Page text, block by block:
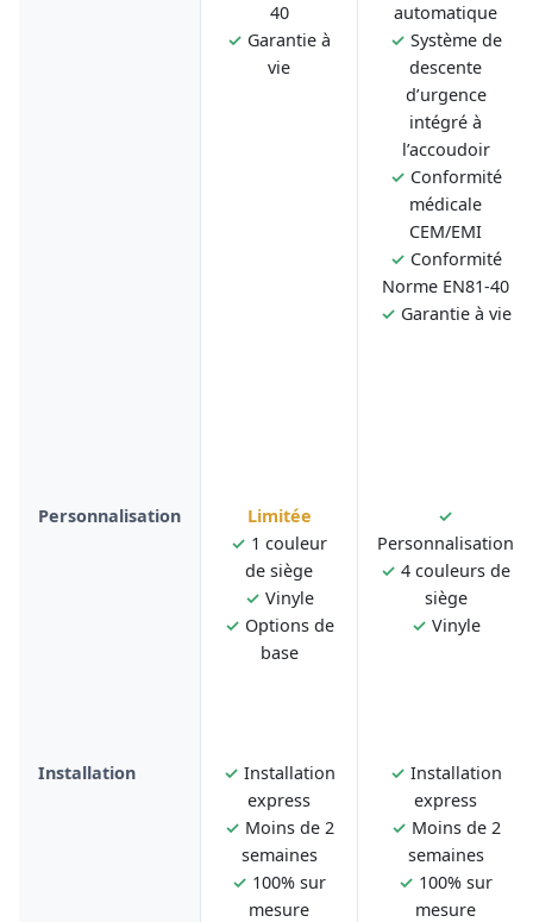
40
✓ Garantie à
vie
automatique
✓ Système de
descente
d’urgence
intégré à
l’accoudoir
✓ Conformité
médicale
CEM/EMI
✓ Conformité
Norme EN81-40
✓ Garantie à vie
Personnalisation
Limitée
✓ 1 couleur
de siège
✓ Vinyle
✓ Options de
base
✓
Personnalisation
✓ 4 couleurs de
siège
✓ Vinyle
Installation ✓ Installation
express
✓ Moins de 2
semaines
✓ 100% sur
mesure
✓ Installation
express
✓ Moins de 2
semaines
✓ 100% sur
mesure